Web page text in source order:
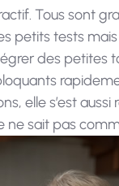
Tous sont
petits tests mais
des petites
elle s’est
ne sait pas